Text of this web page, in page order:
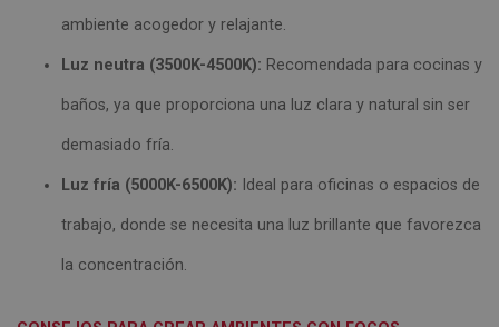
ambiente acogedor y relajante.
Luz neutra (3500K-4500K): Recomendada para cocinas y
baños, ya que proporciona una luz clara y natural sin ser
demasiado fría.
Luz fría (5000K-6500K): Ideal para oficinas o espacios de
trabajo, donde se necesita una luz brillante que favorezca
la concentración.